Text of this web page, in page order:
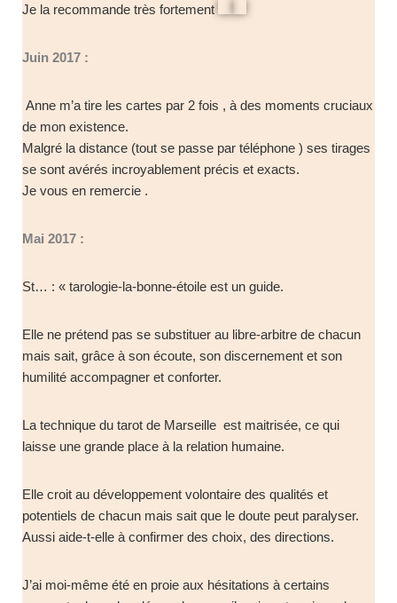
Je la recommande très fortement
Juin 2017 :
Anne m’a tire les cartes par 2 fois , à des moments cruciaux
de mon existence.
Malgré la distance (tout se passe par téléphone ) ses tirages
se sont avérés incroyablement précis et exacts.
Je vous en remercie .
Mai 2017 :
St… : « tarologie-la-bonne-étoile est un guide.
Elle ne prétend pas se substituer au libre-arbitre de chacun
mais sait, grâce à son écoute, son discernement et son
humilité accompagner et conforter.
La technique du tarot de Marseille est maitrisée, ce qui
laisse une grande place à la relation humaine.
Elle croit au développement volontaire des qualités et
potentiels de chacun mais sait que le doute peut paralyser.
Aussi aide-t-elle à confirmer des choix, des directions.
J’ai moi-même été en proie aux hésitations à certains